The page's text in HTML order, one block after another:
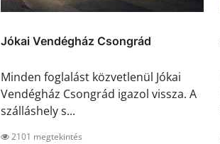
Jókai Vendégház Csongrád
Minden foglalást közvetlenül Jókai
Vendégház Csongrád igazol vissza. A
szálláshely s...
2101 megtekintés